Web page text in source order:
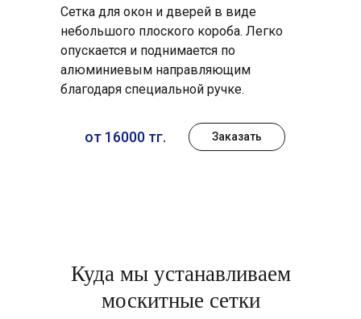
от 16000 тг. Заказать
Сетка для окон и дверей в виде
небольшого плоского короба. Легко
опускается и поднимается по
алюминиевым направляющим
благодаря специальной ручке.
Куда мы устанавливаем
москитные сетки